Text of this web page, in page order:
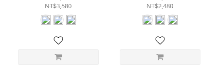
NT$3,580
NT$2,480